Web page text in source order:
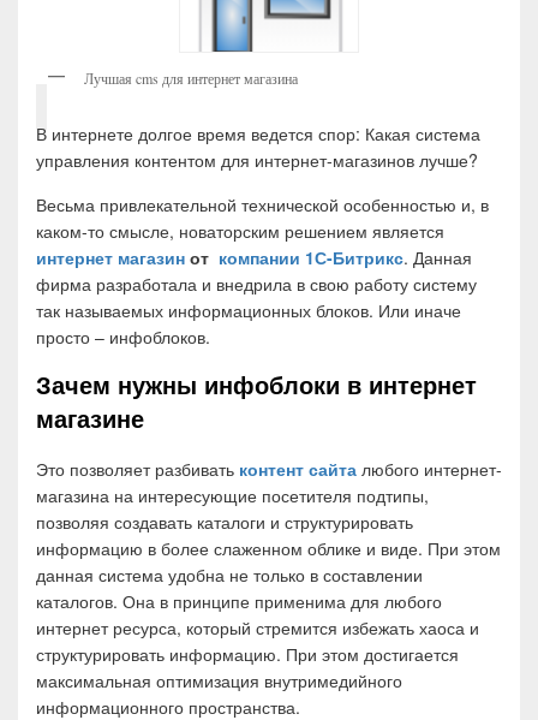
Лучшая cms для интернет магазина
В интернете долгое время ведется спор: Какая система
управления контентом для интернет-магазинов лучше?
Весьма привлекательной технической особенностью и, в
каком-то смысле, новаторским решением является
интернет магазин от компании 1С-Битрикс. Данная
фирма разработала и внедрила в свою работу систему
так называемых информационных блоков. Или иначе
просто – инфоблоков.
Зачем нужны инфоблоки в интернет
магазине
Это позволяет разбивать контент сайта любого интернет-
магазина на интересующие посетителя подтипы,
позволяя создавать каталоги и структурировать
информацию в более слаженном облике и виде. При этом
данная система удобна не только в составлении
каталогов. Она в принципе применима для любого
интернет ресурса, который стремится избежать хаоса и
структурировать информацию. При этом достигается
максимальная оптимизация внутримедийного
информационного пространства.